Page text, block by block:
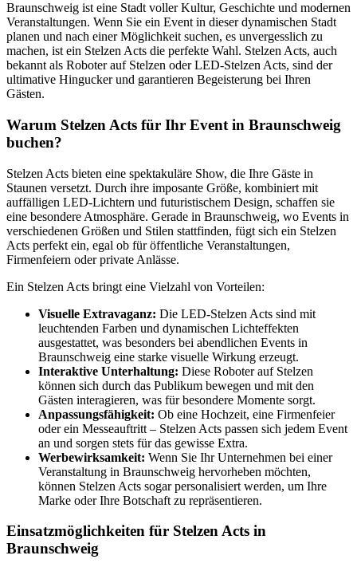
Braunschweig ist eine Stadt voller Kultur, Geschichte und modernen
Veranstaltungen. Wenn Sie ein Event in dieser dynamischen Stadt
planen und nach einer Möglichkeit suchen, es unvergesslich zu
machen, ist ein Stelzen Acts die perfekte Wahl. Stelzen Acts, auch
bekannt als Roboter auf Stelzen oder LED-Stelzen Acts, sind der
ultimative Hingucker und garantieren Begeisterung bei Ihren
Gästen.
Warum Stelzen Acts für Ihr Event in Braunschweig
buchen?
Stelzen Acts bieten eine spektakuläre Show, die Ihre Gäste in
Staunen versetzt. Durch ihre imposante Größe, kombiniert mit
auffälligen LED-Lichtern und futuristischem Design, schaffen sie
eine besondere Atmosphäre. Gerade in Braunschweig, wo Events in
verschiedenen Größen und Stilen stattfinden, fügt sich ein Stelzen
Acts perfekt ein, egal ob für öffentliche Veranstaltungen,
Firmenfeiern oder private Anlässe.
Ein Stelzen Acts bringt eine Vielzahl von Vorteilen:
Visuelle Extravaganz: Die LED-Stelzen Acts sind mit
leuchtenden Farben und dynamischen Lichteffekten
ausgestattet, was besonders bei abendlichen Events in
Braunschweig eine starke visuelle Wirkung erzeugt.
Interaktive Unterhaltung: Diese Roboter auf Stelzen
können sich durch das Publikum bewegen und mit den
Gästen interagieren, was für besondere Momente sorgt.
Anpassungsfähigkeit: Ob eine Hochzeit, eine Firmenfeier
oder ein Messeauftritt – Stelzen Acts passen sich jedem Event
an und sorgen stets für das gewisse Extra.
Werbewirksamkeit: Wenn Sie Ihr Unternehmen bei einer
Veranstaltung in Braunschweig hervorheben möchten,
können Stelzen Acts sogar personalisiert werden, um Ihre
Marke oder Ihre Botschaft zu repräsentieren.
Einsatzmöglichkeiten für Stelzen Acts in
Braunschweig